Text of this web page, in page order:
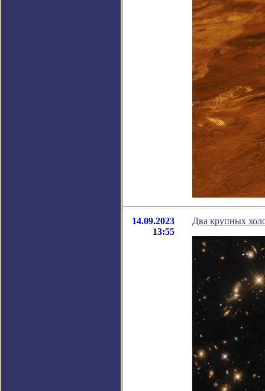
14.09.2023
13:55
Два крупных